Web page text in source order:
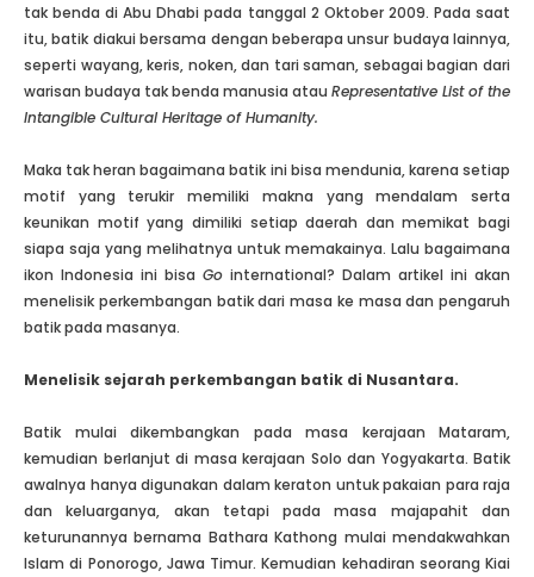
tak benda di Abu Dhabi pada tanggal 2 Oktober 2009. Pada saat
itu, batik diakui bersama dengan beberapa unsur budaya lainnya,
seperti wayang, keris, noken, dan tari saman, sebagai bagian dari
warisan budaya tak benda manusia atau Representative List of the
Intangible Cultural Heritage of Humanity.
Maka tak heran bagaimana batik ini bisa mendunia, karena setiap
motif yang terukir memiliki makna yang mendalam serta
keunikan motif yang dimiliki setiap daerah dan memikat bagi
siapa saja yang melihatnya untuk memakainya. Lalu bagaimana
ikon Indonesia ini bisa Go international? Dalam artikel ini akan
menelisik perkembangan batik dari masa ke masa dan pengaruh
batik pada masanya.
Menelisik sejarah perkembangan batik di Nusantara.
Batik mulai dikembangkan pada masa kerajaan Mataram,
kemudian berlanjut di masa kerajaan Solo dan Yogyakarta. Batik
awalnya hanya digunakan dalam keraton untuk pakaian para raja
dan keluarganya, akan tetapi pada masa majapahit dan
keturunannya bernama Bathara Kathong mulai mendakwahkan
Islam di Ponorogo, Jawa Timur. Kemudian kehadiran seorang Kiai